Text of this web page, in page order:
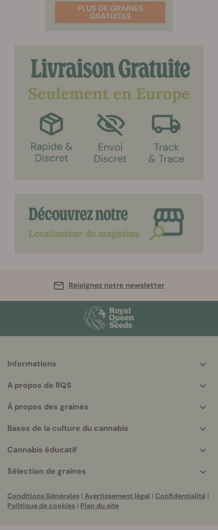
Rejoignez notre newsletter
info
Informations
A propos de RQS
À propos des graines
Bases de la culture du cannabis
Cannabis éducatif
Sélection de graines
Conditions Générales | Avertissement légal | Confidentialité |
Politique de cookies | Plan du site